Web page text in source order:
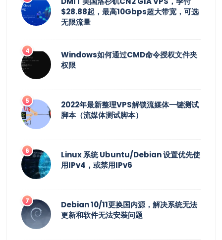
$28.88起，最高10Gbps超大带宽，可选
无限流量
Windows如何通过CMD命令授权文件夹
权限
2022年最新整理VPS解锁流媒体一键测试
脚本（流媒体测试脚本）
Linux 系统 Ubuntu/Debian 设置优先使
用IPv4，或禁用IPv6
Debian 10/11更换国内源，解决系统无法
更新和软件无法安装问题